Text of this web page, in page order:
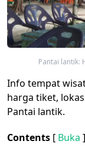
Pantai lantik:
Info tempat
harga tiket,
Pantai lantik.
Contents [ Buka ]